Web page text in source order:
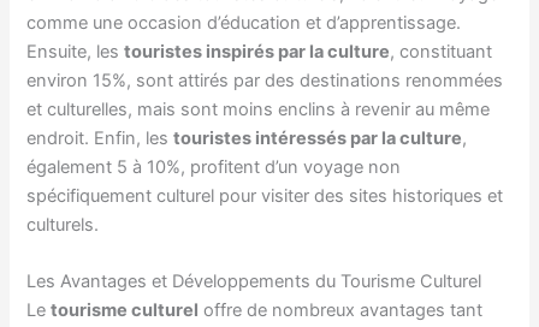
comme une occasion d’éducation et d’apprentissage.
Ensuite, lestouristes inspirés par la culture, constituant
environ 15%, sont attirés par des destinations renommées
et culturelles, mais sont moins enclins à revenir au même
endroit. Enfin, lestouristes intéressés par la culture,
également 5 à 10%, profitent d’un voyage non
spécifiquement culturel pour visiter des sites historiques et
culturels.
Les Avantages et Développements du Tourisme Culturel
Letourisme culturel offre de nombreux avantages tant